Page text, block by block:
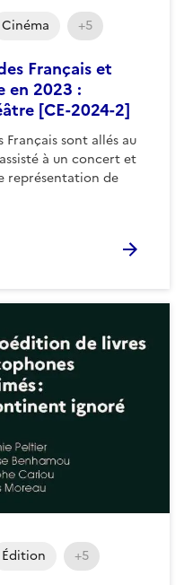
Français et
en 2023 :
[CE-2024-2]
Français sont allés au
à un concert et
représentation de
Cinéma +5
Édition +5